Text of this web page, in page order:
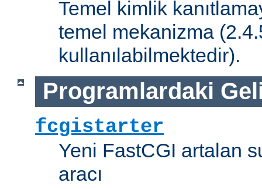
Temel kimlik
temel mekanizma
kullanılabilmektedir).
Programlardaki
fcgistarter
Yeni FastCGI artalan
aracı